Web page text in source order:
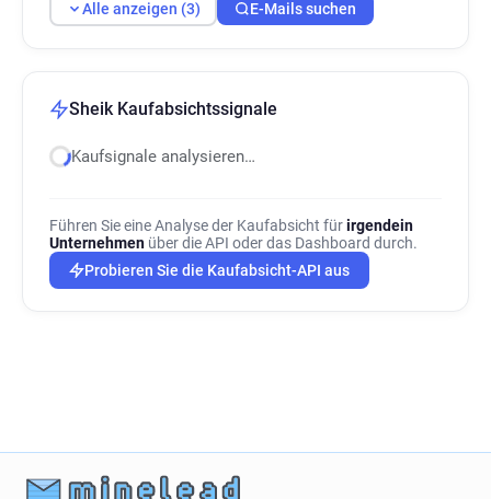
Alle anzeigen (3) E-Mails suchen
Sheik Kaufabsichtssignale
Kaufsignale analysieren…
Führen Sie eine Analyse der Kaufabsicht fürirgendein
Unternehmen über die API oder das Dashboard durch.
Probieren Sie die Kaufabsicht-API aus